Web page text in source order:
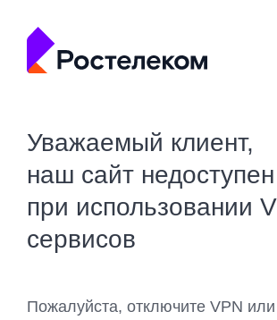
Уважаемый клиент,
наш сайт недоступен
при использовании
сервисов
Пожалуйста, отключите VPN или